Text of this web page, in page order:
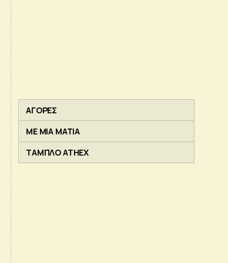
ΑΓΟΡΕΣ
ΜΕ ΜΙΑ ΜΑΤΙΑ
ΤΑΜΠΛΟ ATHEX